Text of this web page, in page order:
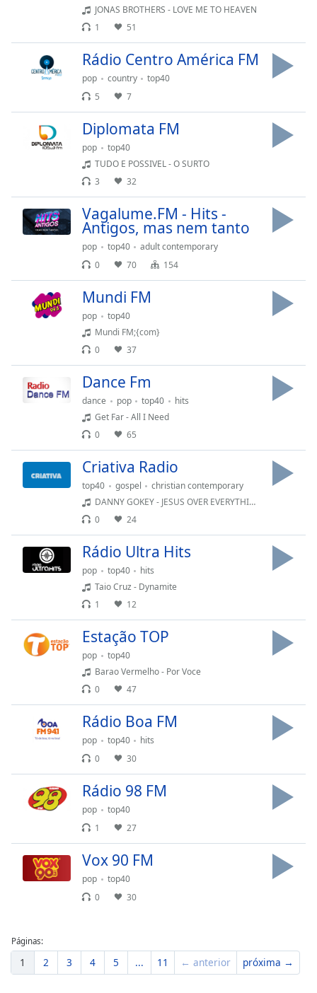
window.
cancel
Color
Background
Opacity
Background
Color
Font
Edge
Modal
window.
JONAS BROTHERS - LOVE ME TO HEAVEN
1
51
Rádio Centro América FM
pop country
top40
5
7
Diplomata FM
pop
top40
TUDO E POSSIVEL - O SURTO
3
32
Vagalume.FM - Hits -
Antigos, mas nem tanto
pop top40
adult contemporary
0
70 154
Mundi FM
pop
top40
Mundi FM;{com}
0
37
Dance Fm
dance pop top40
hits
Get Far - All I Need
0
65
Criativa Radio
top40 gospel
christian contemporary
DANNY GOKEY - JESUS OVER EVERYTHING
0
24
Rádio Ultra Hits
pop top40
hits
Taio Cruz - Dynamite
1
12
Estação TOP
pop
top40
Barao Vermelho - Por Voce
0
47
Rádio Boa FM
pop top40
hits
0
30
Rádio 98 FM
pop
top40
1
27
Vox 90 FM
pop
top40
0
30
Páginas:
1 2 3 4 5 ... 11 ← anterior próxima →